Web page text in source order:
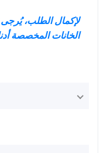
لإكمال الطلب،
الخانات المخصصة